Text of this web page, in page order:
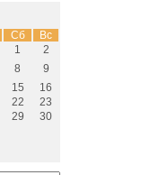
Сб Вс
1
2
8
9
15
16
22
23
29
30